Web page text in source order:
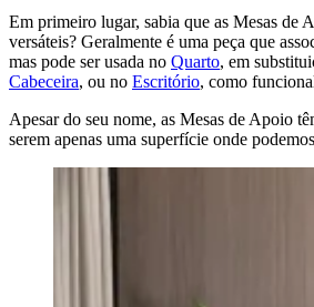
Em primeiro lugar, sabia que as Mesas de
versáteis? Geralmente é uma peça que
mas pode ser usada no Quarto, em
Cabeceira, ou no Escritório, como
Apesar do seu nome, as Mesas de Apoio
serem apenas uma superfície onde